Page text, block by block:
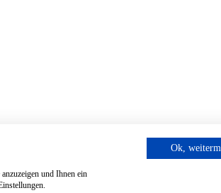
und Ihnen ein
Ok,